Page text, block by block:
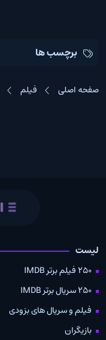
برچسب ها
صفحه اصلی فیلم
لیست
250 فیلم برتر IMDB
250 سریال برتر IMDB
فیلم و سریال های بزودی
بازیگران